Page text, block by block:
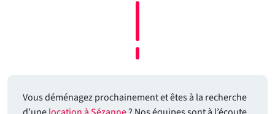
Vous déménagez prochainement et êtes à la recherche